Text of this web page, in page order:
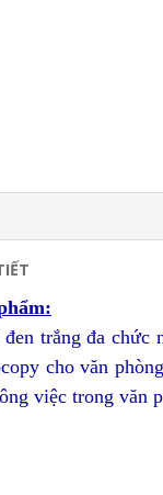
đen trắng đa
cho văn
việc trong văn